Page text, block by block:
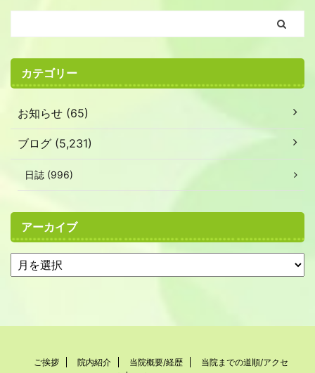
カテゴリー
お知らせ (65)
ブログ (5,231)
日誌 (996)
アーカイブ
ご挨拶 院内紹介 当院概要/経歴
当院までの道順/アクセ